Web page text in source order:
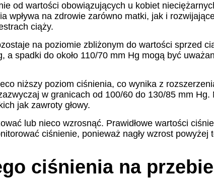
od wartości obowiązujących u kobiet
wpływa na zdrowie zarówno matki, jak i
ciąży.
na poziomie zbliżonym do wartości sprzed
spadki do około 110/70 mm Hg mogą być
niższy poziom ciśnienia, co wynika z
w granicach od 100/60 do 130/85 mm
jak zawroty głowy.
lub nieco wzrosnąć. Prawidłowe wartości
ciśnienie, ponieważ nagły wzrost
ciśnienia na